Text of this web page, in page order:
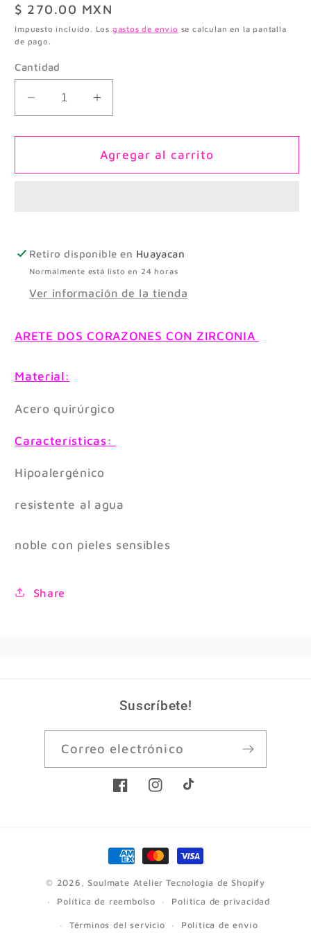
Precio
habitual
$ 270.00 MXN
Impuesto incluido. Los gastos de envío se calculan en la pantalla
de pago.
Cantidad
Reducir
cantidad
para
DOS
Aumentar
cantidad
para
ARETE
DOS
Agregar al carrito
Retiro disponible en Huayacan
Normalmente está listo en 24 horas
Ver información de la tienda
ARETE DOS CORAZONES CON ZIRCONIA
Material:
Acero quirúrgico
Características:
Hipoalergénico
resistente al agua
noble con pieles sensibles
Share
Suscríbete!
Correo electrónico
FacebookInstagramTikTok
Formas
de
pago
© 2026,Soulmate Atelier Tecnología de Shopify
Política de reembolso
Política de privacidad
Términos del servicio Política de envío